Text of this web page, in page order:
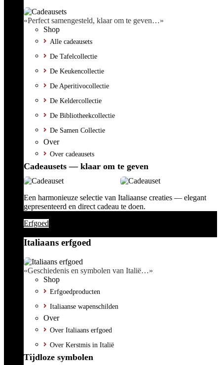
«Perfect samengesteld, klaar om te geven…»
Shop
Alle cadeausets
De Tafelcollectie
De Keukencollectie
De Aperitivocollectie
De Keldercollectie
De Bibliotheekcollectie
De Samen Collectie
Over
Over cadeausets
Cadeausets — klaar om te geven
Een harmonieuze selectie van Italiaanse creaties — elegant
gepresenteerd en direct cadeau te doen.
Erfgoed
Italiaans erfgoed
«Geschiedenis en symbolen van Italië…»
Shop
Erfgoedproducten
Italiaanse wapenschilden
Over
Over Italiaans erfgoed
Over Kerstmis in Italië
Tijdloze symbolen